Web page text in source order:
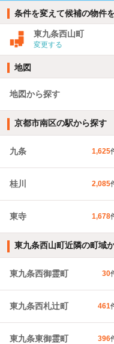
条件を変えて候補の物件
東九条西山町
変更する
地図
地図から探す
京都市南区の駅から探す
九条 1,625
桂川 2,085
東寺 1,678
東九条西山町近隣の町域
東九条西御霊町 30
東九条西札辻町 461
東九条東御霊町 396